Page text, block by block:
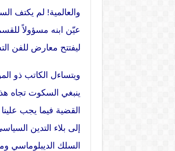
والعالمية! لم يكتف
عيّن ابنه مسؤولاً
ليفتتح معارض للفن
ويتساءل الكاتب ذو
ينبغي السكوت تجاه
القضية فيما يجب
إلى بلاء التدين
السلك الديبلوماسي